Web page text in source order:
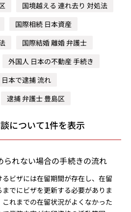
国境越える 連れ去り 対処法
国際相続 日本資産
国際結婚 離婚 弁護士
外国人 日本の不動産 手続き
日本で逮捕 流れ
逮捕 弁護士 豊島区
について1件を表示
られない場合の手続きの流れ
ビザには在留期間が存在し、在留
でにビザを更新する必要がありま
れまでの在留状況がよくなかった